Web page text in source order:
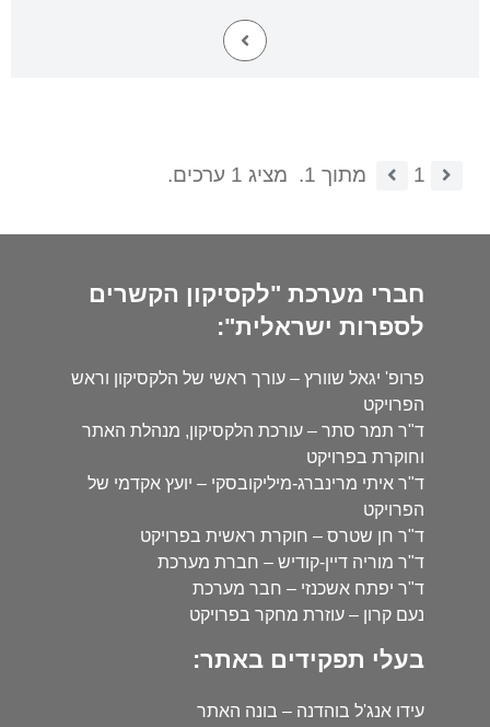
1 מתוך 1. מציג 1 ערכים.
חברי מערכת "לקסיקון הקשרים
לספרות ישראלית":
פרופ' יגאל שוורץ – עורך ראשי של הלקסיקון וראש
הפרויקט
ד"ר תמר סתר – עורכת הלקסיקון, מנהלת האתר
וחוקרת בפרויקט
ד"ר איתי מרינברג-מיליקובסקי – יועץ אקדמי של
הפרויקט
ד"ר חן שטרס – חוקרת ראשית בפרויקט
ד"ר מוריה דיין-קודיש – חברת מערכת
ד"ר יפתח אשכנזי – חבר מערכת
נעם קרון – עוזרת מחקר בפרויקט
בעלי תפקידים באתר:
עידו אנג'ל בוהדנה – בונה האתר